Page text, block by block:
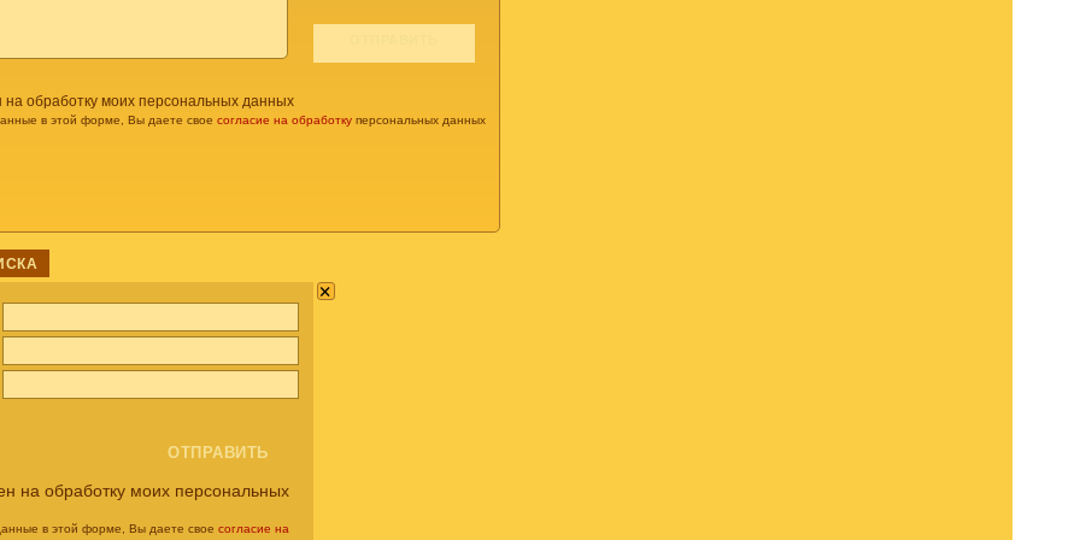
на обработку моих персональных данных
в этой форме, Вы даете свое согласие на обработку персональных данных
×
на обработку моих персональных
в этой форме, Вы даете свое согласие на